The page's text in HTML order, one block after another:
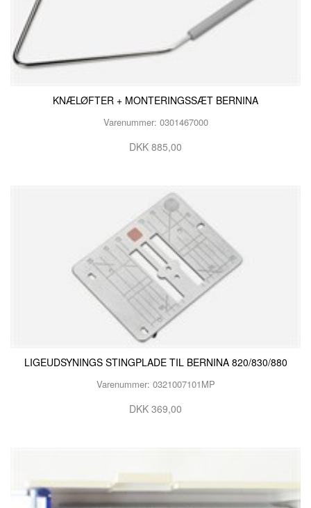
KNÆLØFTER + MONTERINGSSÆT BERNINA
Varenummer: 0301467000
DKK 885,00
LIGEUDSYNINGS STINGPLADE TIL BERNINA 820/830/880
Varenummer: 0321007101MP
DKK 369,00